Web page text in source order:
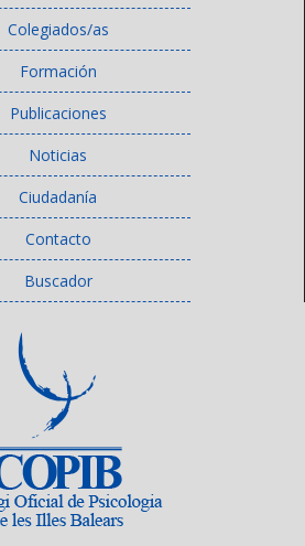
Colegiados/as
Formación
Publicaciones
Noticias
Ciudadanía
Contacto
Buscador